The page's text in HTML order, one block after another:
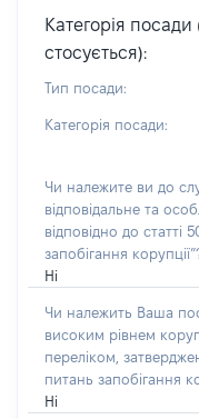
Категорія
стосується):
Тип посади:
Категорія посади:
Чи належите ви до
відповідальне та
відповідно до статті
запобігання
Ні
Чи належить Ваша
високим рівнем
переліком,
питань запобігання
Ні